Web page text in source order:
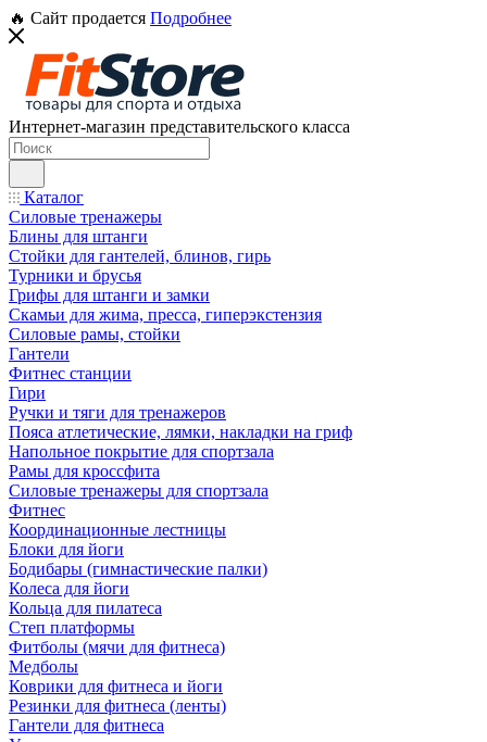
🔥 Сайт продается Подробнее
Интернет-магазин представительского класса
Каталог
Силовые тренажеры
Блины для штанги
Стойки для гантелей, блинов, гирь
Турники и брусья
Грифы для штанги и замки
Скамьи для жима, пресса, гиперэкстензия
Силовые рамы, стойки
Гантели
Фитнес станции
Гири
Ручки и тяги для тренажеров
Пояса атлетические, лямки, накладки на гриф
Напольное покрытие для спортзала
Рамы для кроссфита
Силовые тренажеры для спортзала
Фитнес
Координационные лестницы
Блоки для йоги
Бодибары (гимнастические палки)
Колеса для йоги
Кольца для пилатеса
Степ платформы
Фитболы (мячи для фитнеса)
Медболы
Коврики для фитнеса и йоги
Резинки для фитнеса (ленты)
Гантели для фитнеса